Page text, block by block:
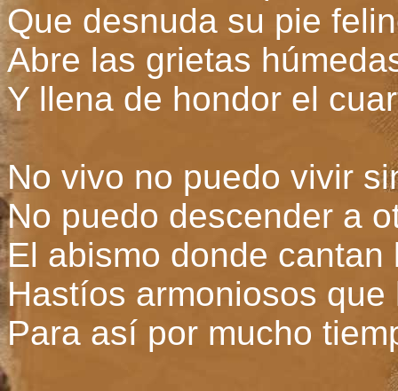
Que desnuda su pie
Abre las grietas
Y llena de hondor el
No vivo no puedo vivir
No puedo descender a
El abismo donde cantan
Hastíos armoniosos
Para así por mucho